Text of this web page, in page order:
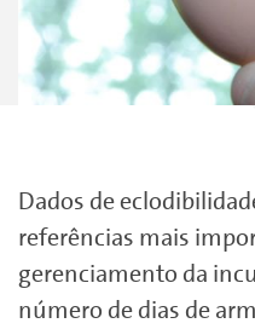
Dados de
referências mais
gerenciamento da
número de dias de